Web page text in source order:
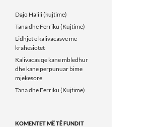
Dajo Halili (kujtime)
Tana dhe Ferriku (Kujtime)
Lidhjet e kalivacasve me
krahesiotet
Kalivacas qe kane mbledhur
dhe kane perpunuar bime
mjekesore
Tana dhe Ferriku (Kujtime)
KOMENTET MË TË FUNDIT